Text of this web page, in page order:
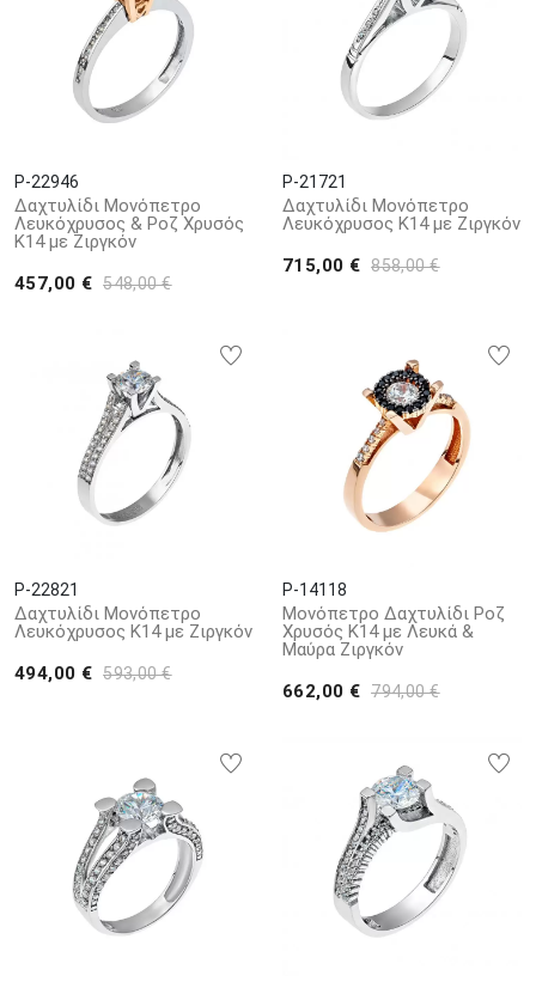
P-22946
Δαχτυλίδι Μονόπετρο
Λευκόχρυσος & Ροζ Χρυσός
Κ14 με Ζιργκόν
457,00 € 548,00 €
P-21721
Δαχτυλίδι Μονόπετρο
Λευκόχρυσος Κ14 με Ζιργκόν
715,00 € 858,00 €
P-22821
Δαχτυλίδι Μονόπετρο
Λευκόχρυσος Κ14 με Ζιργκόν
494,00 € 593,00 €
P-14118
Μονόπετρο Δαχτυλίδι Ροζ
Χρυσός Κ14 με Λευκά &
Μαύρα Ζιργκόν
662,00 € 794,00 €